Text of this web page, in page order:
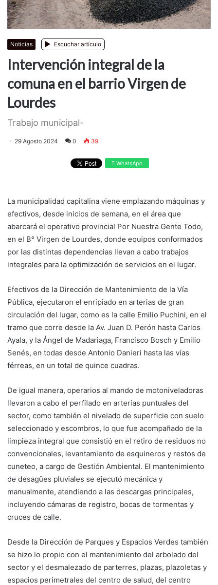
Noticias Escuchar artículo
Intervención integral de la
comuna en el barrio Virgen de
Lourdes
Trabajo municipal-
29 Agosto 2024 0 39
WhatsApp
La municipalidad capitalina viene emplazando máquinas y
efectivos, desde inicios de semana, en el área que
abarcará el operativo provincial Por Nuestra Gente Todo,
en el B° Virgen de Lourdes, donde equipos conformados
por las distintas dependencias llevan a cabo trabajos
integrales para la optimización de servicios en el lugar.
Efectivos de la Dirección de Mantenimiento de la Vía
Pública, ejecutaron el enripiado en arterias de gran
circulación del lugar, como es la calle Emilio Puchini, en el
tramo que corre desde la Av. Juan D. Perón hasta Carlos
Ayala, y la Ángel de Madariaga, Francisco Bosch y Emilio
Senés, en todas desde Antonio Danieri hasta las vías
férreas, en un total de quince cuadras.
De igual manera, operarios al mando de motoniveladoras
llevaron a cabo el perfilado en arterias puntuales del
sector, como también el nivelado de superficie con suelo
seleccionado y escombros, lo que fue acompañado de la
limpieza integral que consistió en el retiro de residuos no
convencionales, levantamiento de esquineros y restos de
cuneteo, a cargo de Gestión Ambiental. El mantenimiento
de desagües pluviales se ejecutó mecánica y
manualmente, atendiendo a las descargas principales,
incluyendo cámaras de registro, bocas de tormentas y
cruces de calle.
Desde la Dirección de Parques y Espacios Verdes también
se hizo lo propio con el mantenimiento del arbolado del
sector y el desmalezado de parterres, plazas, plazoletas y
espacios perimetrales del centro de salud, del centro